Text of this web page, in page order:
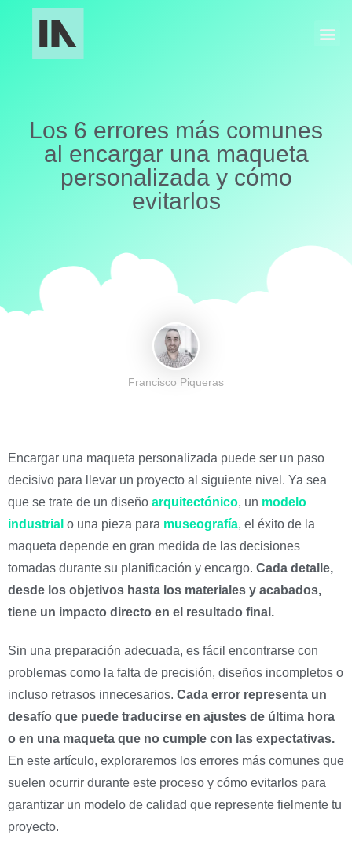
Los 6 errores más comunes
al encargar una maqueta
personalizada y cómo
evitarlos
Francisco Piqueras
Encargar una maqueta personalizada puede ser un paso
decisivo para llevar un proyecto al siguiente nivel. Ya sea
que se trate de un diseño arquitectónico, un modelo
industrial o una pieza para museografía, el éxito de la
maqueta depende en gran medida de las decisiones
tomadas durante su planificación y encargo. Cada detalle,
desde los objetivos hasta los materiales y acabados,
tiene un impacto directo en el resultado final.
Sin una preparación adecuada, es fácil encontrarse con
problemas como la falta de precisión, diseños incompletos o
incluso retrasos innecesarios. Cada error representa un
desafío que puede traducirse en ajustes de última hora
o en una maqueta que no cumple con las expectativas.
En este artículo, exploraremos los errores más comunes que
suelen ocurrir durante este proceso y cómo evitarlos para
garantizar un modelo de calidad que represente fielmente tu
proyecto.